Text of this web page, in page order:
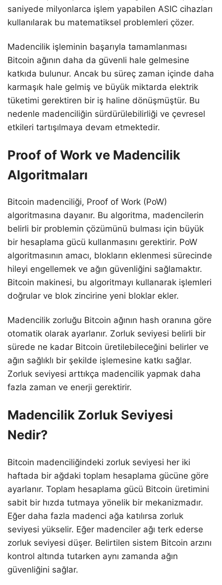
saniyede milyonlarca işlem yapabilen ASIC cihazları
kullanılarak bu matematiksel problemleri çözer.
Madencilik işleminin başarıyla tamamlanması
Bitcoin ağının daha da güvenli hale gelmesine
katkıda bulunur. Ancak bu süreç zaman içinde daha
karmaşık hale gelmiş ve büyük miktarda elektrik
tüketimi gerektiren bir iş haline dönüşmüştür. Bu
nedenle madenciliğin sürdürülebilirliği ve çevresel
etkileri tartışılmaya devam etmektedir.
Proof of Work ve Madencilik
Algoritmaları
Bitcoin madenciliği, Proof of Work (PoW)
algoritmasına dayanır. Bu algoritma, madencilerin
belirli bir problemin çözümünü bulması için büyük
bir hesaplama gücü kullanmasını gerektirir. PoW
algoritmasının amacı, blokların eklenmesi sürecinde
hileyi engellemek ve ağın güvenliğini sağlamaktır.
Bitcoin makinesi, bu algoritmayı kullanarak işlemleri
doğrular ve blok zincirine yeni bloklar ekler.
Madencilik zorluğu Bitcoin ağının hash oranına göre
otomatik olarak ayarlanır. Zorluk seviyesi belirli bir
sürede ne kadar Bitcoin üretilebileceğini belirler ve
ağın sağlıklı bir şekilde işlemesine katkı sağlar.
Zorluk seviyesi arttıkça madencilik yapmak daha
fazla zaman ve enerji gerektirir.
Madencilik Zorluk Seviyesi
Nedir?
Bitcoin madenciliğindeki zorluk seviyesi her iki
haftada bir ağdaki toplam hesaplama gücüne göre
ayarlanır. Toplam hesaplama gücü Bitcoin üretimini
sabit bir hızda tutmaya yönelik bir mekanizmadır.
Eğer daha fazla madenci ağa katılırsa zorluk
seviyesi yükselir. Eğer madenciler ağı terk ederse
zorluk seviyesi düşer. Belirtilen sistem Bitcoin arzını
kontrol altında tutarken aynı zamanda ağın
güvenliğini sağlar.